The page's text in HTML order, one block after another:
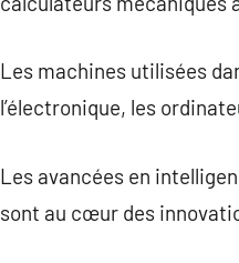
Les machines utilisées
l’électronique, les
Les avancées en
sont au cœur des